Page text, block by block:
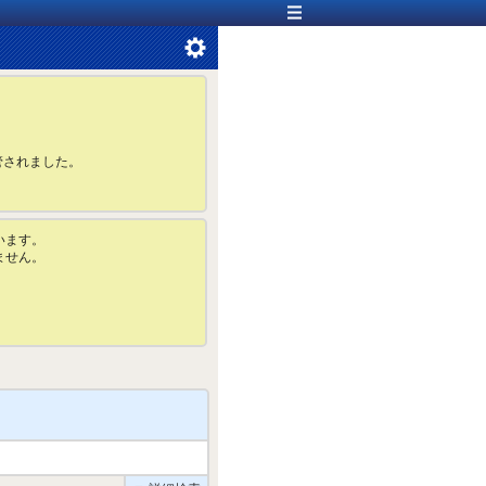
れました。
す。
ん。